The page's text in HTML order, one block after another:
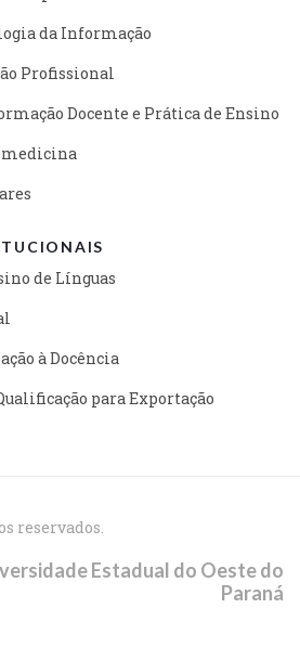
da Informação
Profissional
Docente e Prática de Ensino
de Línguas
à Docência
para Exportação
reservados.
Estadual do Oeste do
Paraná